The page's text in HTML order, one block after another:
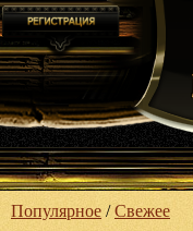
Популярное /Свежее